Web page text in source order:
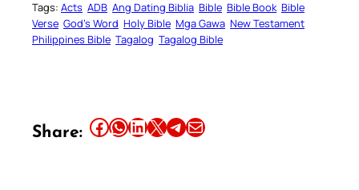
Tags: Acts ADB Ang Dating Biblia Bible Bible Book Bible
Verse God’s Word Holy Bible Mga Gawa New Testament
Philippines Bible Tagalog Tagalog Bible
Share: Share this article on Facebook Share this article on WhatsApp Share this article on LinkedIn Share this article on X Share this article on TelegramEmail this Article